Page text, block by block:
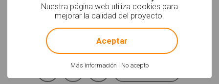
Soyvisual.org es un
Fundación Orange.
Social
FacebookYouTubeTwitter
Newsletter
Nuestra página web utiliza cookies para
mejorar la calidad del proyecto.
Más información | No acepto
! Not valid!
Aceptar